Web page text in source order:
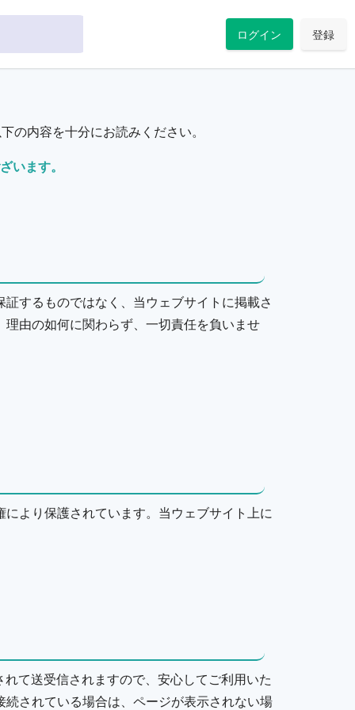
ログイン 登録
の内容を十分にお読みください。
います。
するものではなく、当ウェブサイトに掲載さ
由の如何に関わらず、一切責任を負いませ
より保護されています。当ウェブサイト上に
て送受信されますので、安心してご利用いた
されている場合は、ページが表示されない場